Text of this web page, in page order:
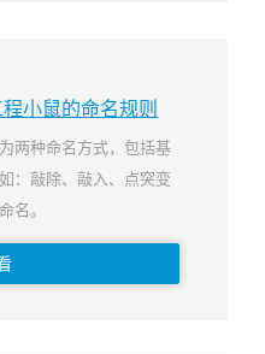
小鼠的命名规则
两种命名方式，包括基
：敲除、敲入、点突变
名。